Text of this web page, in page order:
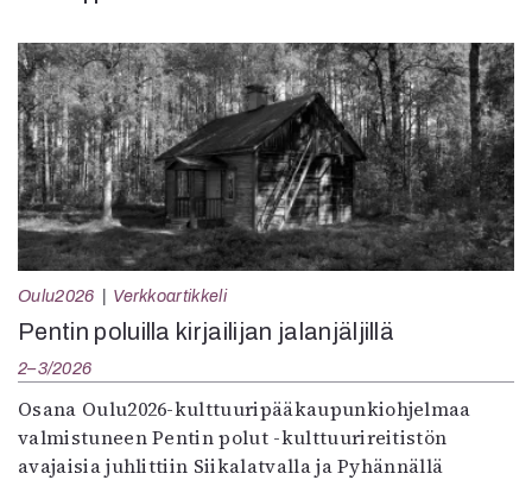
Oulu2026 Verkkoartikkeli
Pentin poluilla kirjailijan jalanjäljillä
2–3/2026
Osana Oulu2026-kulttuuripääkaupunkiohjelmaa
valmistuneen Pentin polut -kulttuurireitistön
avajaisia juhlittiin Siikalatvalla ja Pyhännällä